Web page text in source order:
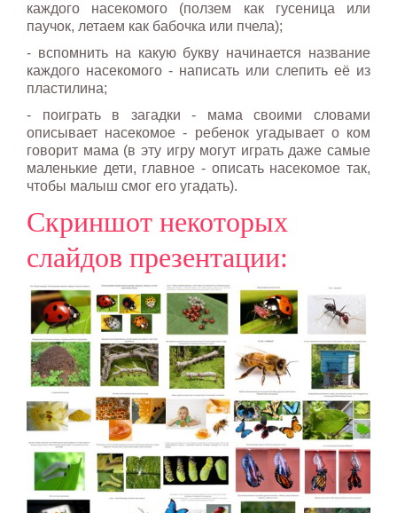
каждого насекомого (ползем как гусеница или
паучок, летаем как бабочка или пчела);
- вспомнить на какую букву начинается название
каждого насекомого - написать или слепить её из
пластилина;
- поиграть в загадки - мама своими словами
описывает насекомое - ребенок угадывает о ком
говорит мама (в эту игру могут играть даже самые
маленькие дети, главное - описать насекомое так,
чтобы малыш смог его угадать).
Скриншот некоторых
слайдов презентации: